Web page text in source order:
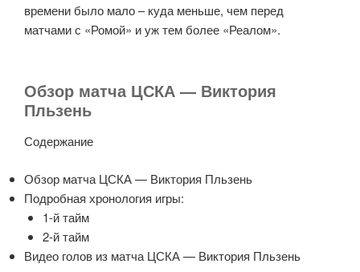
времени было мало – куда меньше, чем перед
матчами с «Ромой» и уж тем более «Реалом».
Обзор матча ЦСКА — Виктория
Пльзень
Содержание
Обзор матча ЦСКА — Виктория Пльзень
Подробная хронология игры:
1-й тайм
2-й тайм
Видео голов из матча ЦСКА — Виктория Пльзень